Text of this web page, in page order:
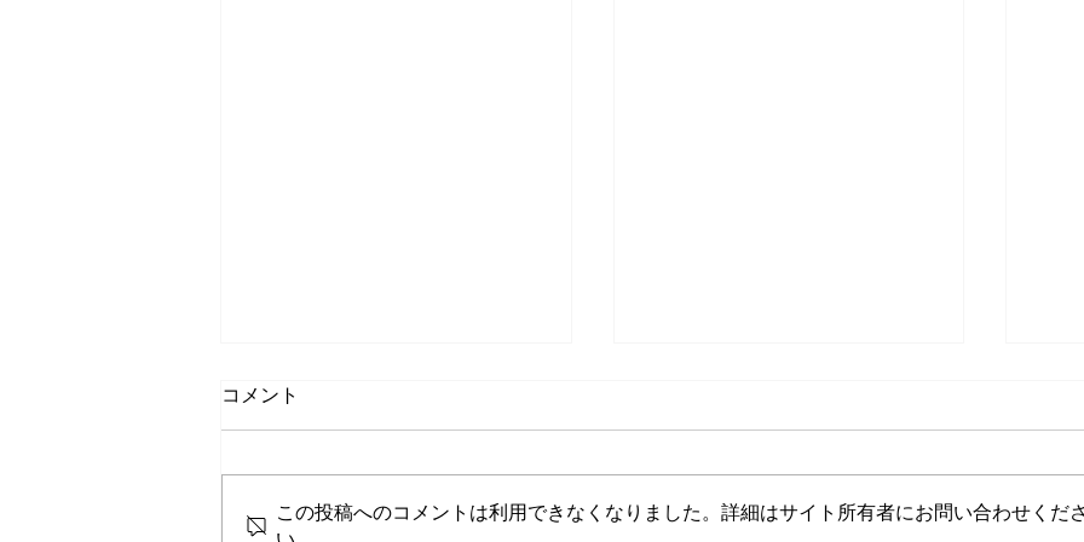
コメント
この投稿へのコメントは利用できなくなりました。詳細はサイト所有者にお問い合わせくだ